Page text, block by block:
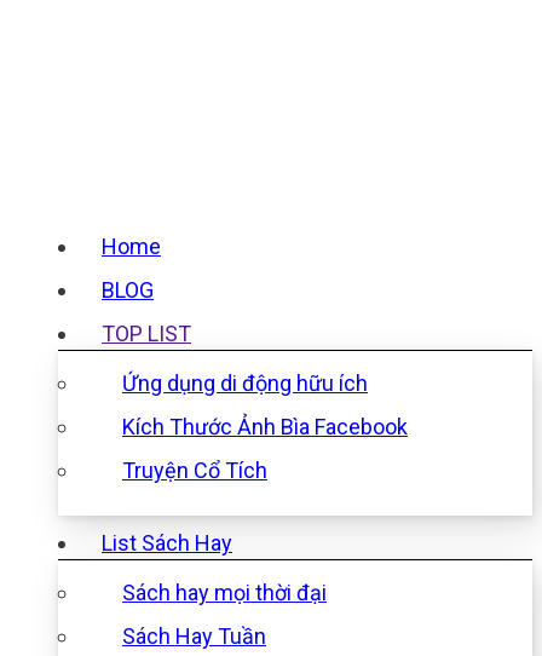
Home
BLOG
TOP LIST
Ứng dụng di động hữu ích
Kích Thước Ảnh Bìa Facebook
Truyện Cổ Tích
List Sách Hay
Sách hay mọi thời đại
Sách Hay Tuần